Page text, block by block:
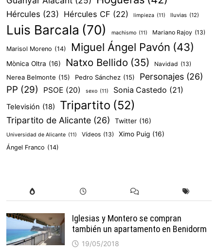
Hércules (23) Hércules CF (22) limpieza (11) lluvias (12)
Luis Barcala (70) machismo (11) Mariano Rajoy (13)
Marisol Moreno (14) Miguel Ángel Pavón (43)
Mònica Oltra (16) Natxo Bellido (35) Navidad (13)
Nerea Belmonte (15) Pedro Sánchez (15) Personajes (26)
PP (29) PSOE (20) sexo (11) Sonia Castedo (21)
Televisión (18) Tripartito (52)
Tripartito de Alicante (26) Twitter (16)
Universidad de Alicante (11) Vídeos (13) Ximo Puig (16)
Ángel Franco (14)
Iglesias y Montero se compran
también un apartamento en Benidorm
19/05/2018